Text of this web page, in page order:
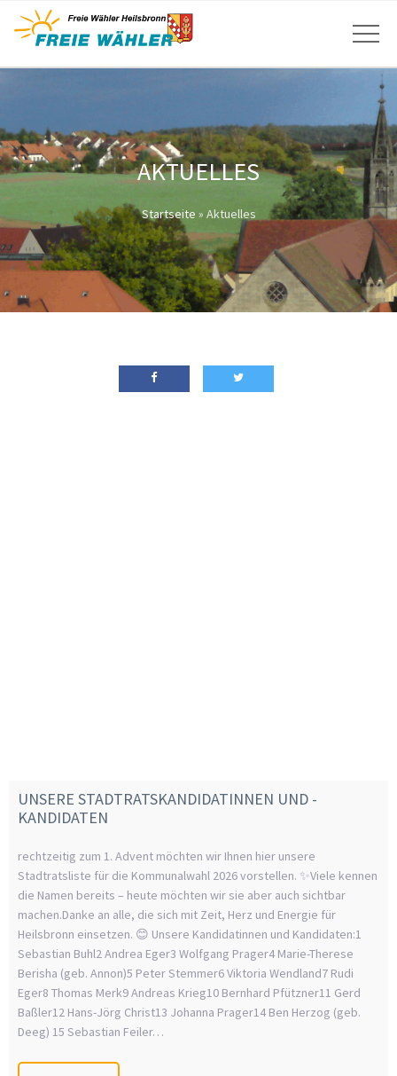
AKTUELLES
Startseite » Aktuelles
UNSERE STADTRATSKANDIDATINNEN UND -
KANDIDATEN
rechtzeitig zum 1. Advent möchten wir Ihnen hier unsere
Stadtratsliste für die Kommunalwahl 2026 vorstellen. ✨Viele kennen
die Namen bereits – heute möchten wir sie aber auch sichtbar
machen.Danke an alle, die sich mit Zeit, Herz und Energie für
Heilsbronn einsetzen. 😊 Unsere Kandidatinnen und Kandidaten:1
Sebastian Buhl2 Andrea Eger3 Wolfgang Prager4 Marie-Therese
Berisha (geb. Annon)5 Peter Stemmer6 Viktoria Wendland7 Rudi
Eger8 Thomas Merk9 Andreas Krieg10 Bernhard Pfützner11 Gerd
Baßler12 Hans-Jörg Christ13 Johanna Prager14 Ben Herzog (geb.
Deeg) 15 Sebastian Feiler…